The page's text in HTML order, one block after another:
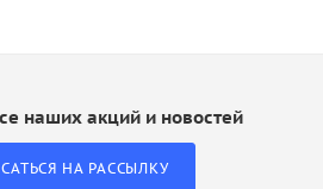
наших акций и новостей
НА РАССЫЛКУ